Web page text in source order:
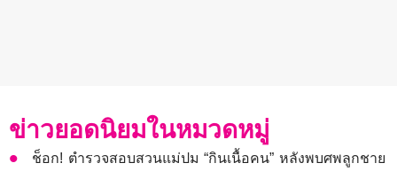
ข่าวยอดนิยมในหมวดหมู่
ช็อก! ตำรวจสอบสวนแม่ปม “กินเนื้อคน” หลังพบศพลูกชาย